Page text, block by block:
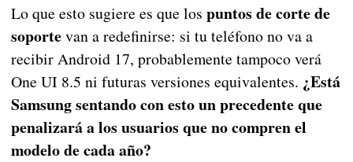
Lo que esto sugiere es que los puntos de corte de
soportevan a redefinirse: si tu teléfono no va a
recibir Android 17, probablemente tampoco verá
One UI 8.5 ni futuras versiones equivalentes. ¿Está
Samsung sentando con esto un precedente que
penalizará a los usuarios que no compren el
modelo de cada año?